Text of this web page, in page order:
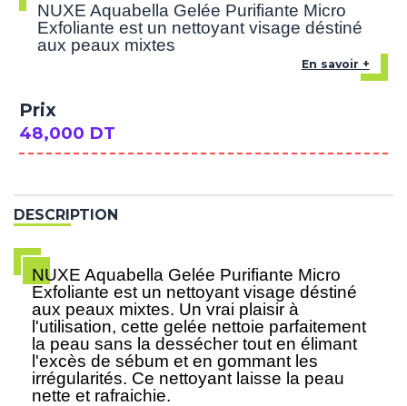
NUXE Aquabella Gelée Purifiante Micro
Exfoliante est un nettoyant visage déstiné
aux peaux mixtes
En savoir +
Prix
48,000 DT
DESCRIPTION
NUXE Aquabella Gelée Purifiante Micro
Exfoliante est un nettoyant visage déstiné
aux peaux mixtes. Un vrai plaisir à
l'utilisation, cette gelée nettoie parfaitement
la peau sans la dessécher tout en élimant
l'excès de sébum et en gommant les
irrégularités. Ce nettoyant laisse la peau
nette et rafraichie.